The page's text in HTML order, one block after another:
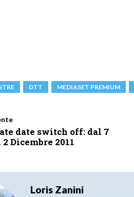
DTT MEDIASET PREMIUM
date switch off: dal 7
Dicembre 2011
Loris Zanini